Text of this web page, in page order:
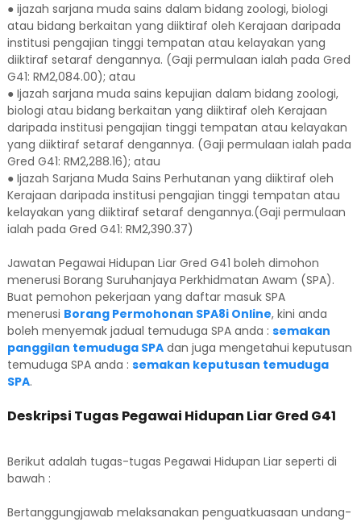
● ijazah sarjana muda sains dalam bidang zoologi, biologi
atau bidang berkaitan yang diiktiraf oleh Kerajaan daripada
institusi pengajian tinggi tempatan atau kelayakan yang
diiktiraf setaraf dengannya. (Gaji permulaan ialah pada Gred
G41: RM2,084.00); atau
● Ijazah sarjana muda sains kepujian dalam bidang zoologi,
biologi atau bidang berkaitan yang diiktiraf oleh Kerajaan
daripada institusi pengajian tinggi tempatan atau kelayakan
yang diiktiraf setaraf dengannya. (Gaji permulaan ialah pada
Gred G41: RM2,288.16); atau
● Ijazah Sarjana Muda Sains Perhutanan yang diiktiraf oleh
Kerajaan daripada institusi pengajian tinggi tempatan atau
kelayakan yang diiktiraf setaraf dengannya.(Gaji permulaan
ialah pada Gred G41: RM2,390.37)
Jawatan Pegawai Hidupan Liar Gred G41 boleh dimohon
menerusi Borang Suruhanjaya Perkhidmatan Awam (SPA).
Buat pemohon pekerjaan yang daftar masuk SPA
menerusi Borang Permohonan SPA8i Online, kini anda
boleh menyemak jadual temuduga SPA anda : semakan
panggilan temuduga SPA dan juga mengetahui keputusan
temuduga SPA anda : semakan keputusan temuduga
SPA.
Deskripsi Tugas Pegawai Hidupan Liar Gred G41
Berikut adalah tugas-tugas Pegawai Hidupan Liar seperti di
bawah :
Bertanggungjawab melaksanakan penguatkuasaan undang-